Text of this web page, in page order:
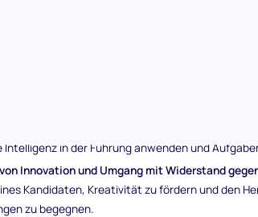
in der Führung anwenden und
Innovation und Umgang mit Widerstand
Kandidaten, Kreativität zu fördern und den
zu begegnen.